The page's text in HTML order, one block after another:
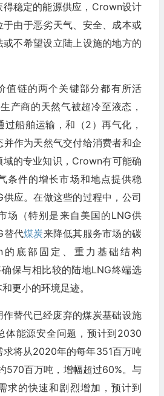
得稳定的能源供应，Crown设计
由于恶劣天气、安全、成本或
不希望设立陆上设施的地方的
值链的两个关键部分都有所活
产商的天然气被超冷至液态，
过船舶运输，和（2）再气化，
并作为天然气交付给消费者和企
域的专业知识，Crown有可能确
条件的增长市场和地点提供稳
供应。在做这些的过程中，公司
场（特别是来自美国的LNG供
替代煤炭来降低其服务市场的碳
的底部固定、重力基础结构
确保与相比较的陆地LNG终端选
更小的环境足迹。
作替代已经废弃的煤炭基础设施
体能源安全问题，预计到2030
求将从2020年的每年351百万吨
570百万吨，增幅超过60%。与
求的快速和剧烈增加，预计到